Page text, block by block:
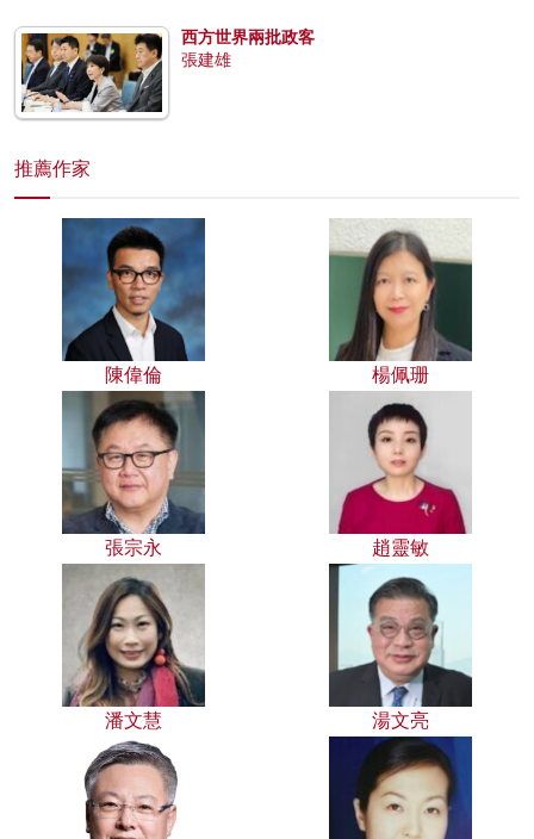
西方世界兩批政客
張建雄
推薦作家
陳偉倫 楊佩珊
張宗永 趙靈敏
潘文慧 湯文亮